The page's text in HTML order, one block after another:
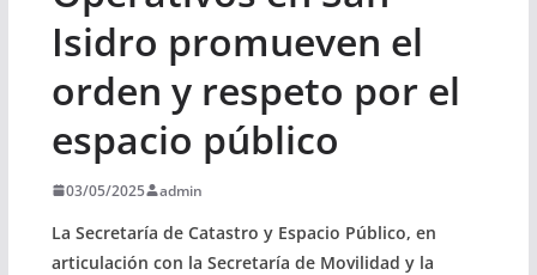
Isidro promueven el
orden y respeto por el
espacio público
03/05/2025 admin
La Secretaría de Catastro y Espacio Público, en
articulación con la Secretaría de Movilidad y la